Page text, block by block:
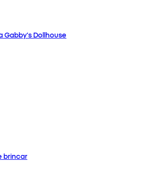
Gabby's Dollhouse
brincar